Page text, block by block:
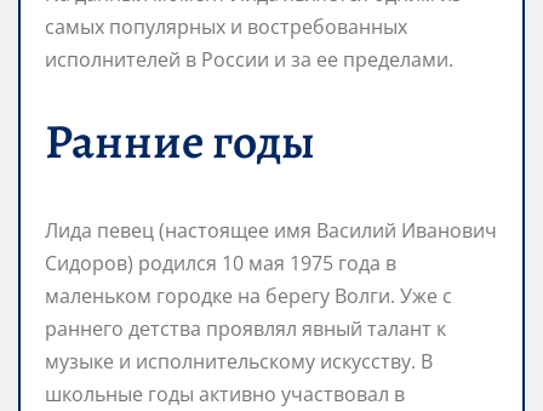
самых популярных и востребованных
исполнителей в России и за ее пределами.
Ранние годы
Лида певец (настоящее имя Василий Иванович
Сидоров) родился 10 мая 1975 года в
маленьком городке на берегу Волги. Уже с
раннего детства проявлял явный талант к
музыке и исполнительскому искусству. В
школьные годы активно участвовал в